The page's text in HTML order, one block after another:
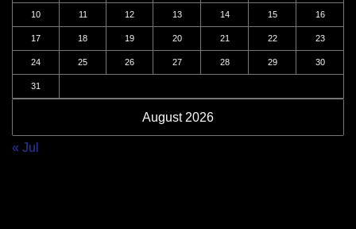
August 2026
10 11 12 13 14 15 16
17 18 19 20 21 22 23
24 25 26 27 28 29 30
31
« Jul